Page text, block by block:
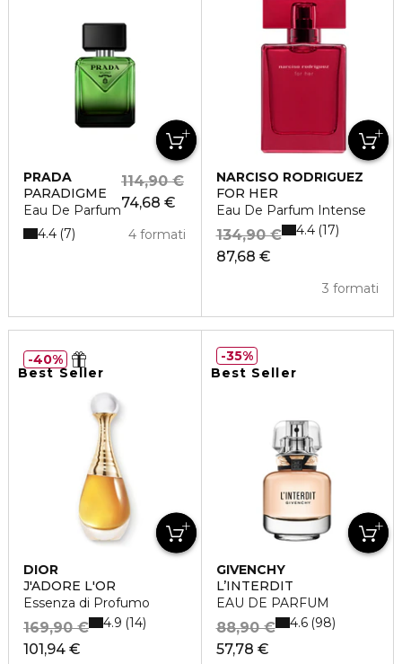
PRADA
PARADIGME
Eau De Parfum74,68 €
114,90 €
4 formati
4.4 7
NARCISO RODRIGUEZ
FOR HER
Eau De Parfum Intense
87,68 €
134,90 €
3 formati
4.4 17
Best Seller
DIOR
J'ADORE L'OR
Essenza di Profumo
101,94 €
169,90 € 4.9 14
40%
Best Seller
GIVENCHY
L’INTERDIT
EAU DE PARFUM
57,78 €
88,90 € 4.6 98
35%